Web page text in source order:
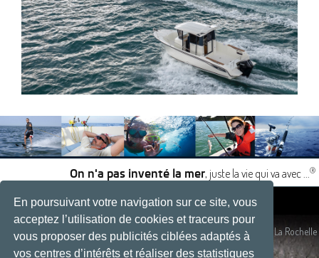
En poursuivant votre navigation sur ce site, vous
acceptez l’utilisation de cookies et traceurs pour
vous proposer des publicités ciblées adaptés à
vos centres d’intérêts et réaliser des statistiques
On n'a pas inventé la mer, juste la vie qui va avec ... ®
|
|
Plan du site- Site réalisé par Développement web, La Rochelle